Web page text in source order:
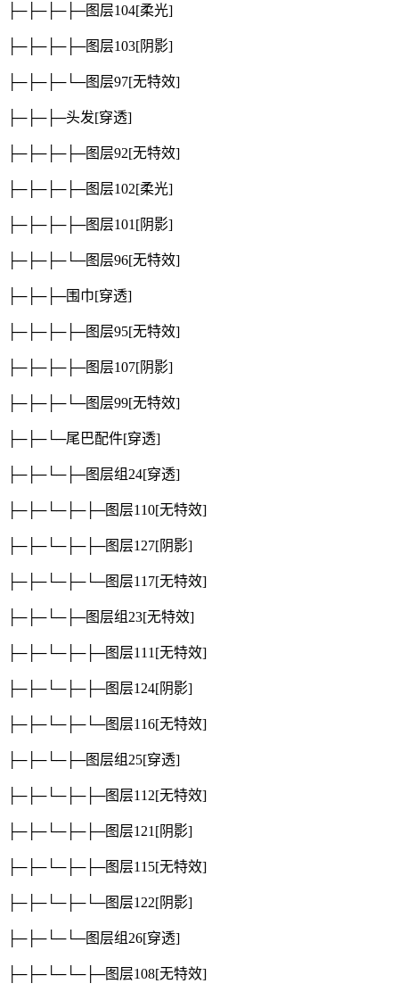
├─├─├─├─图层104[柔光]
├─├─├─├─图层103[阴影]
├─├─├─└─图层97[无特效]
├─├─├─头发[穿透]
├─├─├─├─图层92[无特效]
├─├─├─├─图层102[柔光]
├─├─├─├─图层101[阴影]
├─├─├─└─图层96[无特效]
├─├─├─围巾[穿透]
├─├─├─├─图层95[无特效]
├─├─├─├─图层107[阴影]
├─├─├─└─图层99[无特效]
├─├─└─尾巴配件[穿透]
├─├─└─├─图层组24[穿透]
├─├─└─├─├─图层110[无特效]
├─├─└─├─├─图层127[阴影]
├─├─└─├─└─图层117[无特效]
├─├─└─├─图层组23[无特效]
├─├─└─├─├─图层111[无特效]
├─├─└─├─├─图层124[阴影]
├─├─└─├─└─图层116[无特效]
├─├─└─├─图层组25[穿透]
├─├─└─├─├─图层112[无特效]
├─├─└─├─├─图层121[阴影]
├─├─└─├─├─图层115[无特效]
├─├─└─├─└─图层122[阴影]
├─├─└─└─图层组26[穿透]
├─├─└─└─├─图层108[无特效]